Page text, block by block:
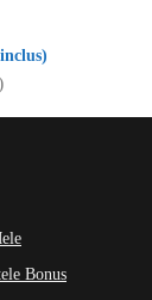
Bonus